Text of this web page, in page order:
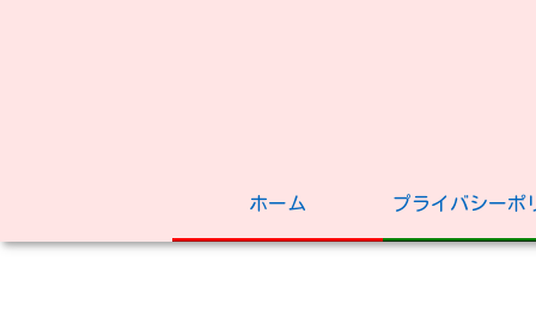
ホーム プライバシーポ